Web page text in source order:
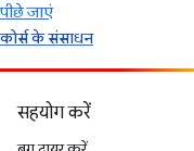
पीछे जाएं
कोर्स के संसाधन
सहयोग करें